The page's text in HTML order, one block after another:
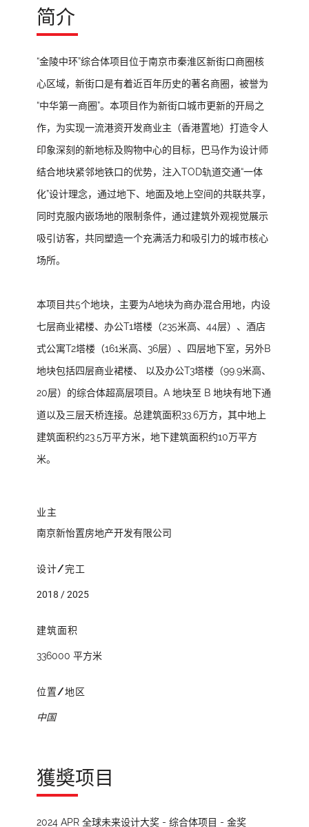
简介
“金陵中环”综合体项目位于南京市秦淮区新街口商圈核
心区域，新街口是有着近百年历史的著名商圈，被誉为
“中华第一商圈”。本项目作为新街口城市更新的开局之
作，为实现一流港资开发商业主（香港置地）打造令人
印象深刻的新地标及购物中心的目标，巴马作为设计师
结合地块紧邻地铁口的优势，注入TOD轨道交通“一体
化”设计理念，通过地下、地面及地上空间的共联共享，
同时克服内嵌场地的限制条件，通过建筑外观视觉展示
吸引访客，共同塑造一个充满活力和吸引力的城市核心
场所。
本项目共5个地块，主要为A地块为商办混合用地，内设
七层商业裙楼、办公T1塔楼（235米高、44层）、酒店
式公寓T2塔楼（161米高、36层）、四层地下室，另外B
地块包括四层商业裙楼、 以及办公T3塔楼（99.9米高、
20层）的综合体超高层项目。A 地块至 B 地块有地下通
道以及三层天桥连接。总建筑面积33.6万方，其中地上
建筑面积约23.5万平方米，地下建筑面积约10万平方
米。
业主
南京新怡置房地产开发有限公司
设计/完工
2018 / 2025
建筑面积
336000 平方米
位置/地区
中国
獲奬项目
2024 APR 全球未来设计大奖 - 综合体项目 - 金奖